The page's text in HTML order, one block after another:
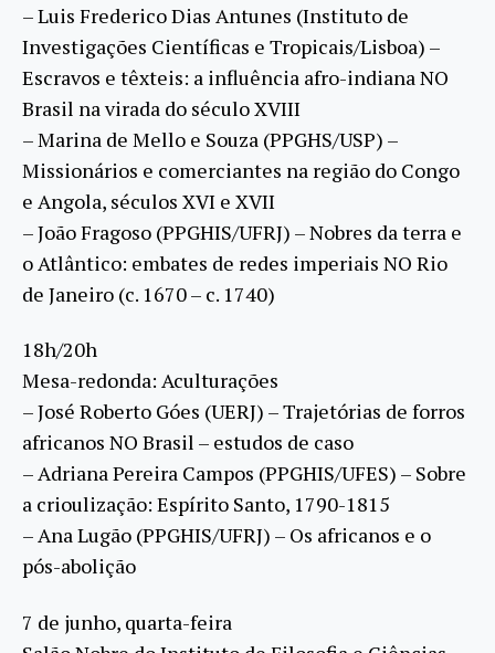
– Luis Frederico Dias Antunes (Instituto de
Investigações Científicas e Tropicais/Lisboa) –
Escravos e têxteis: a influência afro-indiana NO
Brasil na virada do século XVIII
– Marina de Mello e Souza (PPGHS/USP) –
Missionários e comerciantes na região do Congo
e Angola, séculos XVI e XVII
– João Fragoso (PPGHIS/UFRJ) – Nobres da terra e
o Atlântico: embates de redes imperiais NO Rio
de Janeiro (c. 1670 – c. 1740)
18h/20h
Mesa-redonda: Aculturações
– José Roberto Góes (UERJ) – Trajetórias de forros
africanos NO Brasil – estudos de caso
– Adriana Pereira Campos (PPGHIS/UFES) – Sobre
a crioulização: Espírito Santo, 1790-1815
– Ana Lugão (PPGHIS/UFRJ) – Os africanos e o
pós-abolição
7 de junho, quarta-feira